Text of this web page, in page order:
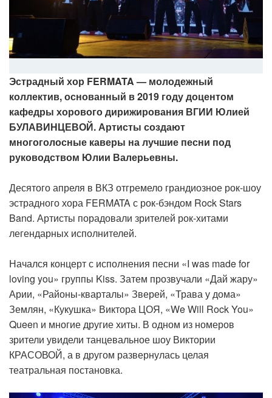
Эстрадный хор FERMATA — молодежный
коллектив, основанный в 2019 году доцентом
кафедры хорового дирижирования ВГИИ Юлией
БУЛАВИНЦЕВОЙ. Артисты создают
многоголосные каверы на лучшие песни под
руководством Юлии Валерьевны.
Десятого апреля в ВКЗ отгремело грандиозное рок-шоу
эстрадного хора FERMATA с рок-бэндом Rock Stars
Band. Артисты порадовали зрителей рок-хитами
легендарных исполнителей.
Начался концерт с исполнения песни «I was made for
loving you» группы Kiss. Затем прозвучали «Дай жару»
Арии, «Районы-кварталы» Зверей, «Трава у дома»
Землян, «Кукушка» Виктора ЦОЯ, «We Will Rock You»
Queen и многие другие хиты. В одном из номеров
зрители увидели танцевальное шоу Виктории
КРАСОВОЙ, а в другом развернулась целая
театральная постановка.